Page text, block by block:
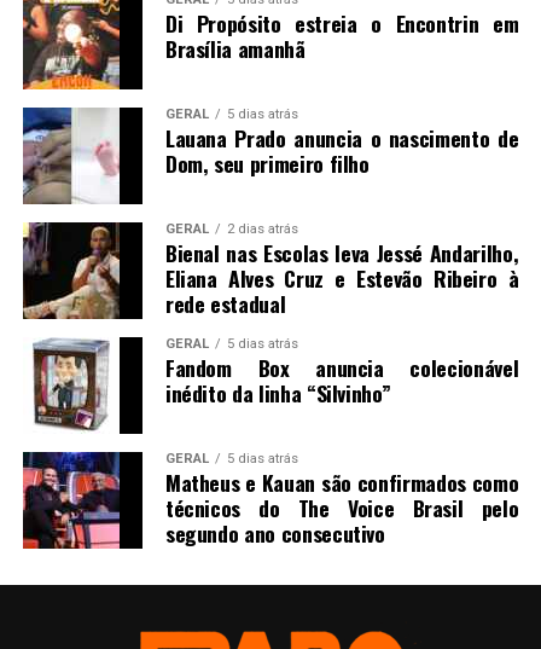
Di Propósito estreia o Encontrin em
Brasília amanhã
GERAL 5 dias atrás
Lauana Prado anuncia o nascimento de
Dom, seu primeiro filho
GERAL 2 dias atrás
Bienal nas Escolas leva Jessé Andarilho,
Eliana Alves Cruz e Estevão Ribeiro à
rede estadual
GERAL 5 dias atrás
Fandom Box anuncia colecionável
inédito da linha “Silvinho”
GERAL 5 dias atrás
Matheus e Kauan são confirmados como
técnicos do The Voice Brasil pelo
segundo ano consecutivo